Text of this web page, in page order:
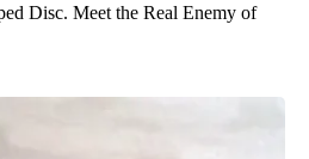
Disc. Meet the Real Enemy of